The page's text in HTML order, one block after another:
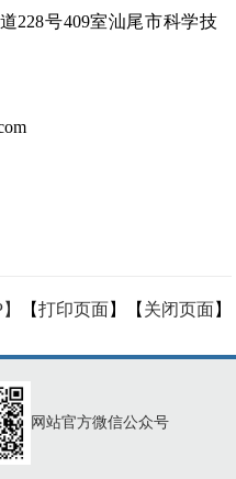
号409室汕尾市科学技
【打印页面】【 关闭页面】
网站官方微信公众号